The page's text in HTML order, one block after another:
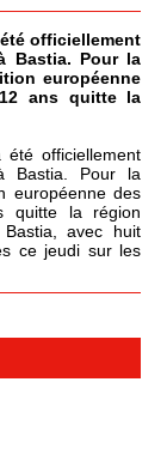
officiellement
Bastia. Pour la
européenne
ans quitte la
officiellement
Bastia. Pour la
européenne des
quitte la région
avec huit
ce jeudi sur les